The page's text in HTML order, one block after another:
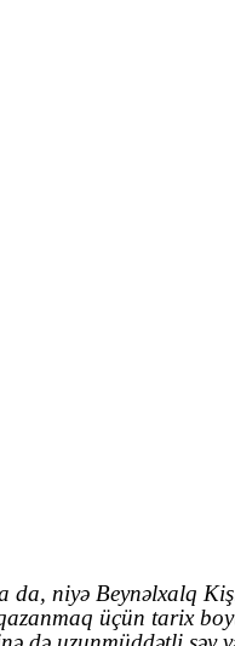
da, niyə Beynəlxalq
üçün tarix